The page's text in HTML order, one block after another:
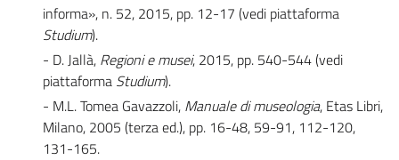
informa», n. 52, 2015, pp. 12-17 (vedi piattaforma
Studium).
- D. Jallà, Regioni e musei, 2015, pp. 540-544 (vedi
piattaforma Studium).
- M.L. Tomea Gavazzoli, Manuale di museologia, Etas Libri,
Milano, 2005 (terza ed.), pp. 16-48, 59-91, 112-120,
131-165.